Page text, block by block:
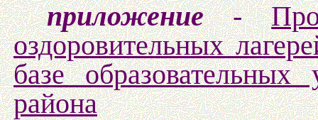
приложение-
оздоровительных
базе образовательных
района